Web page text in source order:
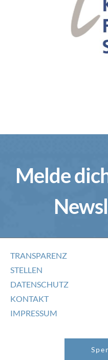
Melde
TRANSPARENZ
STELLEN
DATENSCHUTZ
KONTAKT
IMPRESSUM